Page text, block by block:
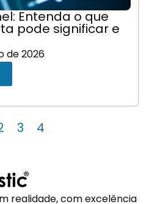
Entenda o que
pode significar e
de 2026
3 4
realidade, com excelência